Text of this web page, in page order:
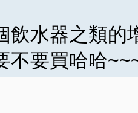
飲水器之類的
不要買哈哈